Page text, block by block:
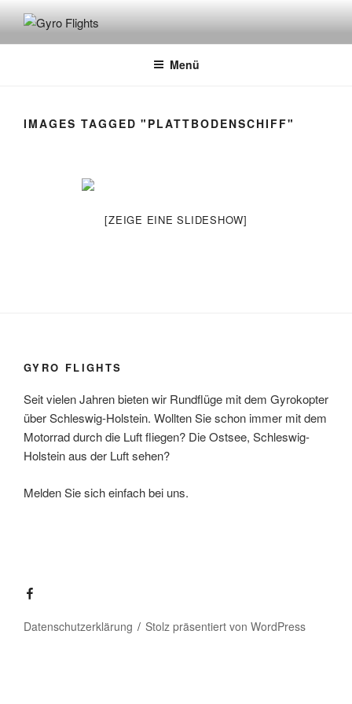
GYRO FLIGHTS
Rundflüge mit dem Gyrocopter
Menü
IMAGES TAGGED "PLATTBODENSCHIFF"
[ZEIGE EINE SLIDESHOW]
GYRO FLIGHTS
Seit vielen Jahren bieten wir Rundflüge mit dem Gyrokopter
über Schleswig-Holstein. Wollten Sie schon immer mit dem
Motorrad durch die Luft fliegen? Die Ostsee, Schleswig-
Holstein aus der Luft sehen?
Melden Sie sich einfach bei uns.
Datenschutzerklärung Stolz präsentiert von WordPress